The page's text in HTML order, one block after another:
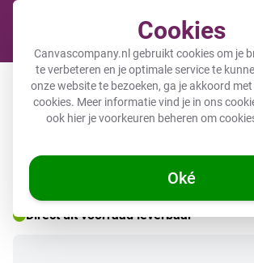
Cookies
Canvascompany.nl gebruikt cookies om je
te verbeteren en je optimale service te
onze website te bezoeken, ga je akkoord
cookies. Meer informatie vind je in ons
ook hier je voorkeuren beheren om
Oké
Poster met lijst - Moppie
Direct uit voorraad leverbaar